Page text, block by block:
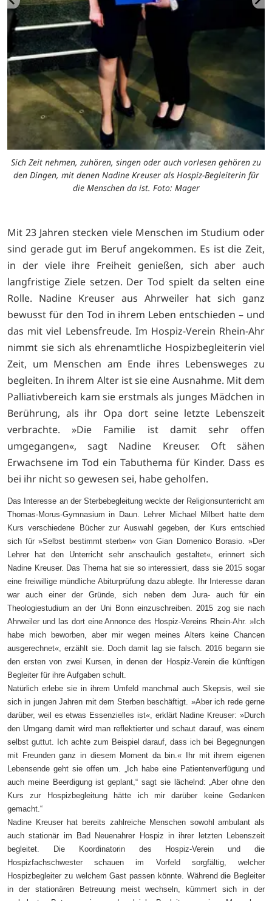
Sich Zeit nehmen, zuhören, singen oder auch vorlesen gehören zu
den Dingen, mit denen Nadine Kreuser als Hospiz-Begleiterin für
die Menschen da ist. Foto: Mager
Mit 23 Jahren stecken viele Menschen im Studium oder
sind gerade gut im Beruf angekommen. Es ist die Zeit,
in der viele ihre Freiheit genießen, sich aber auch
langfristige Ziele setzen. Der Tod spielt da selten eine
Rolle. Nadine Kreuser aus Ahrweiler hat sich ganz
bewusst für den Tod in ihrem Leben entschieden – und
das mit viel Lebensfreude. Im Hospiz-Verein Rhein-Ahr
nimmt sie sich als ehrenamtliche Hospizbegleiterin viel
Zeit, um Menschen am Ende ihres Lebensweges zu
begleiten. In ihrem Alter ist sie eine Ausnahme. Mit dem
Palliativbereich kam sie erstmals als junges Mädchen in
Berührung, als ihr Opa dort seine letzte Lebenszeit
verbrachte. »Die Familie ist damit sehr offen
umgegangen«, sagt Nadine Kreuser. Oft sähen
Erwachsene im Tod ein Tabuthema für Kinder. Dass es
bei ihr nicht so gewesen sei, habe geholfen.
Das Interesse an der Sterbebegleitung weckte der Religionsunterricht am
Thomas-Morus-Gymnasium in Daun. Lehrer Michael Milbert hatte dem
Kurs verschiedene Bücher zur Auswahl gegeben, der Kurs entschied
sich für »Selbst bestimmt sterben« von Gian Domenico Borasio. »Der
Lehrer hat den Unterricht sehr anschaulich gestaltet«, erinnert sich
Nadine Kreuser. Das Thema hat sie so interessiert, dass sie 2015 sogar
eine freiwillige mündliche Abiturprüfung dazu ablegte. Ihr Interesse daran
war auch einer der Gründe, sich neben dem Jura- auch für ein
Theologiestudium an der Uni Bonn einzuschreiben. 2015 zog sie nach
Ahrweiler und las dort eine Annonce des Hospiz-Vereins Rhein-Ahr. »Ich
habe mich beworben, aber mir wegen meines Alters keine Chancen
ausgerechnet«, erzählt sie. Doch damit lag sie falsch. 2016 begann sie
den ersten von zwei Kursen, in denen der Hospiz-Verein die künftigen
Begleiter für ihre Aufgaben schult.
Natürlich erlebe sie in ihrem Umfeld manchmal auch Skepsis, weil sie
sich in jungen Jahren mit dem Sterben beschäftigt. »Aber ich rede gerne
darüber, weil es etwas Essenzielles ist«, erklärt Nadine Kreuser: »Durch
den Umgang damit wird man reflektierter und schaut darauf, was einem
selbst guttut. Ich achte zum Beispiel darauf, dass ich bei Begegnungen
mit Freunden ganz in diesem Moment da bin.« Ihr mit ihrem eigenen
Lebensende geht sie offen um. „Ich habe eine Patientenverfügung und
auch meine Beerdigung ist geplant,“ sagt sie lächelnd: „Aber ohne den
Kurs zur Hospizbegleitung hätte ich mir darüber keine Gedanken
gemacht.“
Nadine Kreuser hat bereits zahlreiche Menschen sowohl ambulant als
auch stationär im Bad Neuenahrer Hospiz in ihrer letzten Lebenszeit
begleitet. Die Koordinatorin des Hospiz-Verein und die
Hospizfachschwester schauen im Vorfeld sorgfältig, welcher
Hospizbegleiter zu welchem Gast passen könnte. Während die Begleiter
in der stationären Betreuung meist wechseln, kümmert sich in der